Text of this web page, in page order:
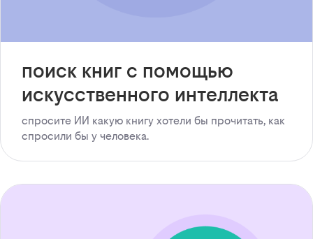
поиск книг с помощью
искусственного интеллекта
спросите ИИ какую книгу хотели бы прочитать, как
спросили бы у человека.